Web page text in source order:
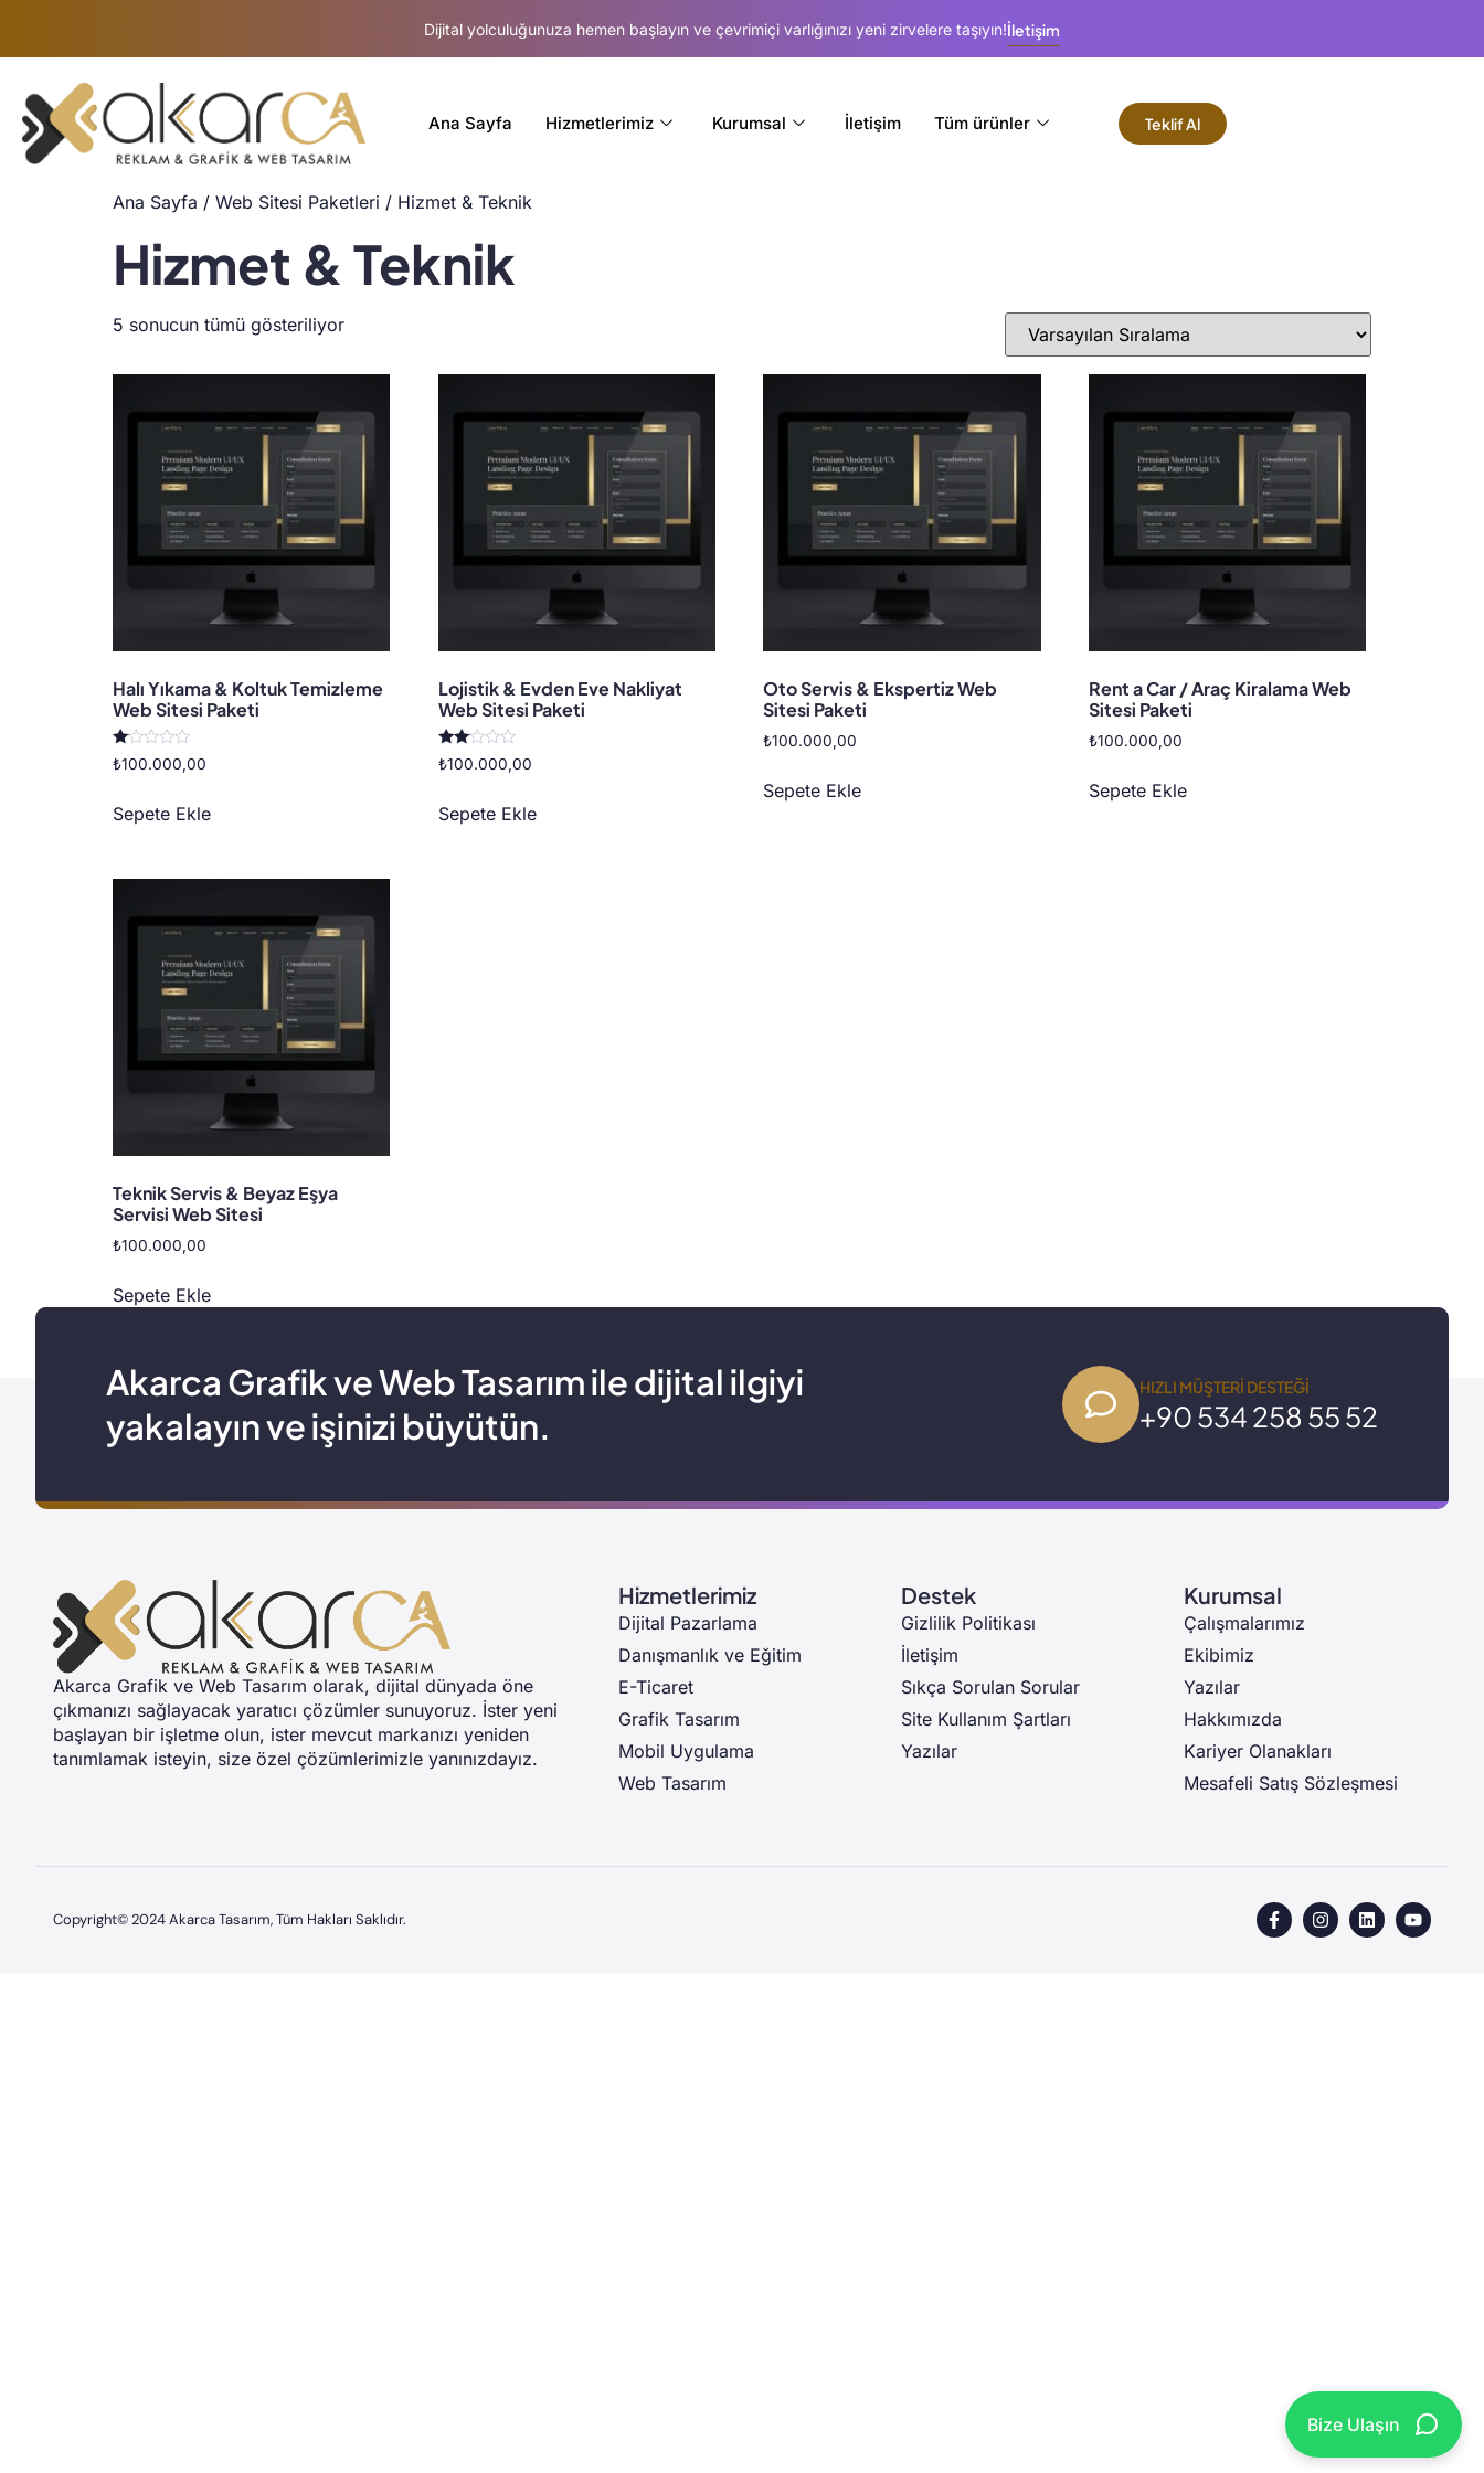
Dijital yolculuğunuza hemen başlayın ve çevrimiçi varlığınızı yeni zirvelere taşıyın!İletişim
Ana Sayfa Hizmetlerimiz Kurumsal İletişim Tüm ürünler Teklif Al
Ana Sayfa / Web Sitesi Paketleri / Hizmet & Teknik
Hizmet & Teknik
5 sonucun tümü gösteriliyor
Halı Yıkama & Koltuk Temizleme
Web Sitesi Paketi
5
üzerinden
aldı
₺100.000,00
Sepete Ekle
Lojistik & Evden Eve Nakliyat
Web Sitesi Paketi
5
üzerinden
aldı
₺100.000,00
Sepete Ekle
Oto Servis & Ekspertiz Web
Sitesi Paketi
₺100.000,00
Sepete Ekle
Rent a Car / Araç Kiralama Web
Sitesi Paketi
₺100.000,00
Sepete Ekle
Teknik Servis & Beyaz Eşya
Servisi Web Sitesi
₺100.000,00
Sepete Ekle
Akarca Grafik ve Web Tasarım ile dijital ilgiyi
yakalayın ve işinizi büyütün.
HIZLI MÜŞTERI DESTEĞI
+90 534 258 55 52
Akarca Grafik ve Web Tasarım olarak, dijital dünyada öne
çıkmanızı sağlayacak yaratıcı çözümler sunuyoruz. İster yeni
başlayan bir işletme olun, ister mevcut markanızı yeniden
tanımlamak isteyin, size özel çözümlerimizle yanınızdayız.
Hizmetlerimiz
Dijital Pazarlama
Danışmanlık ve Eğitim
E-Ticaret
Grafik Tasarım
Mobil Uygulama
Web Tasarım
Destek
Gizlilik Politikası
İletişim
Sıkça Sorulan Sorular
Site Kullanım Şartları
Yazılar
Kurumsal
Çalışmalarımız
Ekibimiz
Yazılar
Hakkımızda
Kariyer Olanakları
Mesafeli Satış Sözleşmesi
Copyright© 2024 Akarca Tasarım, Tüm Hakları Saklıdır.
Bize Ulaşın